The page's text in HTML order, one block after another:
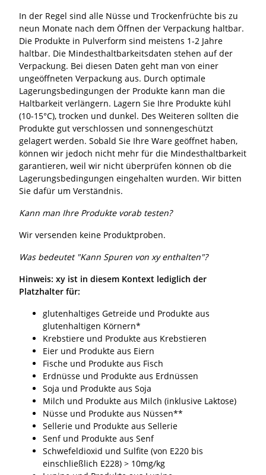
In der Regel sind alle Nüsse und Trockenfrüchte bis zu
neun Monate nach dem Öffnen der Verpackung haltbar.
Die Produkte in Pulverform sind meistens 1-2 Jahre
haltbar. Die Mindesthaltbarkeitsdaten stehen auf der
Verpackung. Bei diesen Daten geht man von einer
ungeöffneten Verpackung aus. Durch optimale
Lagerungsbedingungen der Produkte kann man die
Haltbarkeit verlängern. Lagern Sie Ihre Produkte kühl
(10-15°C), trocken und dunkel. Des Weiteren sollten die
Produkte gut verschlossen und sonnengeschützt
gelagert werden. Sobald Sie Ihre Ware geöffnet haben,
können wir jedoch nicht mehr für die Mindesthaltbarkeit
garantieren, weil wir nicht überprüfen können ob die
Lagerungsbedingungen eingehalten wurden. Wir bitten
Sie dafür um Verständnis.
Kann man Ihre Produkte vorab testen?
Wir versenden keine Produktproben.
Was bedeutet "Kann Spuren von xy enthalten"?
Hinweis: xy ist in diesem Kontext lediglich der
Platzhalter für:
glutenhaltiges Getreide und Produkte aus
glutenhaltigen Körnern*
Krebstiere und Produkte aus Krebstieren
Eier und Produkte aus Eiern
Fische und Produkte aus Fisch
Erdnüsse und Produkte aus Erdnüssen
Soja und Produkte aus Soja
Milch und Produkte aus Milch (inklusive Laktose)
Nüsse und Produkte aus Nüssen**
Sellerie und Produkte aus Sellerie
Senf und Produkte aus Senf
Schwefeldioxid und Sulfite (von E220 bis
einschließlich E228) > 10mg/kg